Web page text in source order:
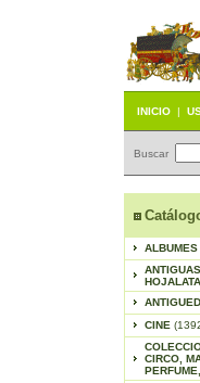
INICIO |
Buscar
ALBUMES
HOJALATA
CINE
CIRCO,